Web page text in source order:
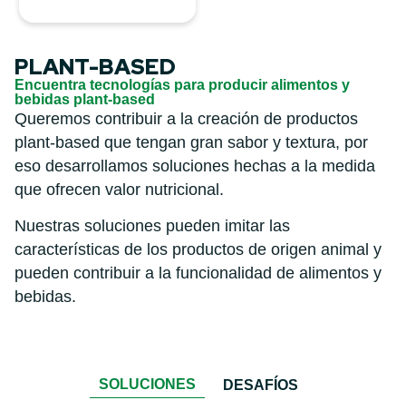
PLANT-BASED
Encuentra tecnologías para producir alimentos y
bebidas plant-based
Queremos contribuir a la creación de productos
plant-based que tengan gran sabor y textura, por
eso desarrollamos soluciones hechas a la medida
que ofrecen valor nutricional.
Nuestras soluciones pueden imitar las
características de los productos de origen animal y
pueden contribuir a la funcionalidad de alimentos y
bebidas.
SOLUCIONES DESAFÍOS